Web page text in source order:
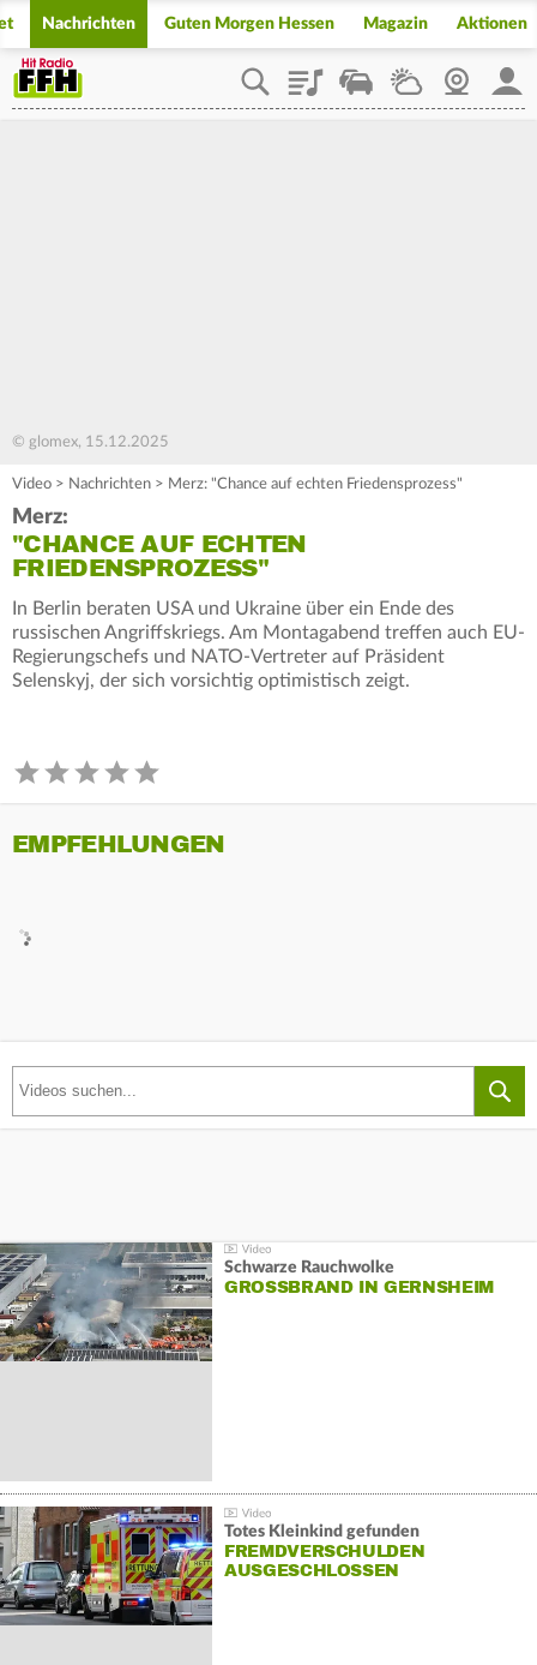
Nachrichten Guten Morgen Hessen Magazin Aktionen
PlaylistStaupilotWetterWebcam
© glomex, 15.12.2025
Video > Nachrichten > Merz: "Chance auf echten Friedensprozess"
Merz:
"CHANCE AUF ECHTEN
FRIEDENSPROZESS"
In Berlin beraten USA und Ukraine über ein Ende des
russischen Angriffskriegs. Am Montagabend treffen auch EU-
Regierungschefs und NATO-Vertreter auf Präsident
Selenskyj, der sich vorsichtig optimistisch zeigt.
EMPFEHLUNGEN
Schwarze Rauchwolke
GROSSBRAND IN GERNSHEIM
Totes Kleinkind gefunden
FREMDVERSCHULDEN
AUSGESCHLOSSEN